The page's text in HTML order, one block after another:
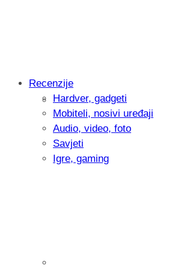
Intervju: Goran
Recenzije
Hardver, gadgeti
Mobiteli, nosivi uređaji
Audio, video, foto
Savjeti
Igre, gaming